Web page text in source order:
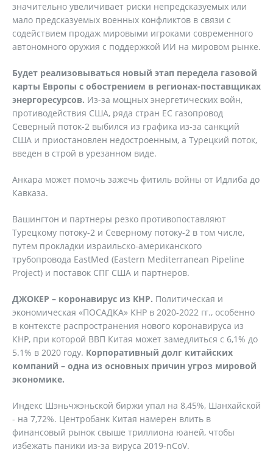
значительно увеличивает риски непредсказуемых или
мало предсказуемых военных конфликтов в связи с
содействием продаж мировыми игроками современного
автономного оружия с поддержкой ИИ на мировом рынке.
Будет реализовываться новый этап передела газовой
карты Европы с обострением в регионах-поставщиках
энергоресурсов. Из-за мощных энергетических войн,
противодействия США, ряда стран ЕС газопровод
Северный поток-2 выбился из графика из-за санкций
США и приостановлен недостроенным, а Турецкий поток,
введен в строй в урезанном виде.
Анкара может помочь зажечь фитиль войны от Идлиба до
Кавказа.
Вашингтон и партнеры резко противопоставляют
Турецкому потоку-2 и Северному потоку-2 в том числе,
путем прокладки израильско-американского
трубопровода EastMed (Eastern Mediterranean Pipeline
Projeсt) и поставок СПГ США и партнеров.
ДЖОКЕР – коронавирус из КНР. Политическая и
экономическая «ПОСАДКА» КНР в 2020-2022 гг., особенно
в контексте распространения нового коронавируса из
КНР, при которой ВВП Китая может замедлиться с 6,1% до
5.1% в 2020 году. Корпоративный долг китайских
компаний – одна из основных причин угроз мировой
экономике.
Индекс Шэньчжэньской биржи упал на 8,45%, Шанхайской
- на 7,72%. Центробанк Китая намерен влить в
финансовый рынок свыше триллиона юаней, чтобы
избежать паники из-за вируса 2019-nCoV.